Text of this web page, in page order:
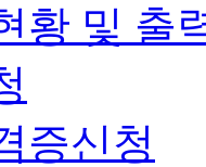
황 및 출
증신청